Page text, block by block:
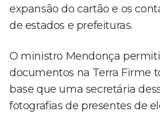
expansão do cartão e os
de estados e prefeituras.
O ministro Mendonça
documentos na Terra Firme
base que uma secretária
fotografias de presentes de